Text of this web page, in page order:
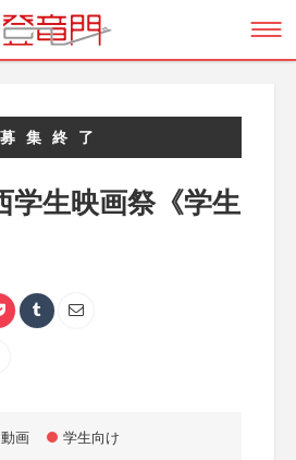
募集終了
学生映画祭《学生
画 学生向け